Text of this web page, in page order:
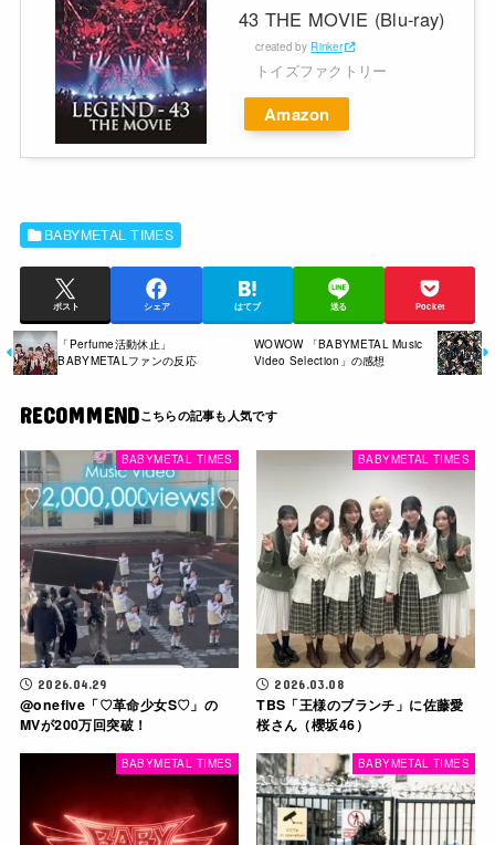
43 THE MOVIE (Blu-ray)
created by Rinker
トイズファクトリー
Amazon
BABYMETAL TIMES
ポスト シェア はてブ 送る Pocket
「Perfume活動休止」
BABYMETALファンの反応
WOWOW 「BABYMETAL Music
Video Selection」の感想
RECOMMEND
BABYMETAL TIMES
2026.04.29
@​onefive「♡革命少女S♡」の
MVが200万回突破！
BABYMETAL TIMES
2026.03.08
TBS「王様のブランチ」に佐藤愛
桜さん（櫻坂46）
BABYMETAL TIMES BABYMETAL TIMES